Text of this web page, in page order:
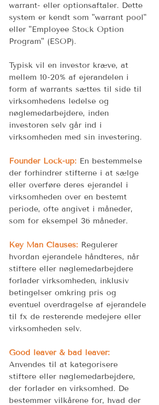
warrant- eller optionsaftaler. Dette
system er kendt som "warrant pool"
eller "Employee Stock Option
Program" (ESOP).
Typisk vil en investor kræve, at
mellem 10-20% af ejerandelen i
form af warrants sættes til side til
virksomhedens ledelse og
nøglemedarbejdere, inden
investoren selv går ind i
virksomheden med sin investering.
Founder Lock-up: En bestemmelse
der forhindrer stifterne i at sælge
eller overføre deres ejerandel i
virksomheden over en bestemt
periode, ofte angivet i måneder,
som for eksempel 36 måneder.
Key Man Clauses: Regulerer
hvordan ejerandele håndteres, når
stiftere eller nøglemedarbejdere
forlader virksomheden, inklusiv
betingelser omkring pris og
eventuel overdragelse af ejerandele
til fx de resterende medejere eller
virksomheden selv.
Good leaver & bad leaver:
Anvendes til at kategorisere
stiftere eller nøglemedarbejdere,
der forlader en virksomhed. De
bestemmer vilkårene for, hvad der